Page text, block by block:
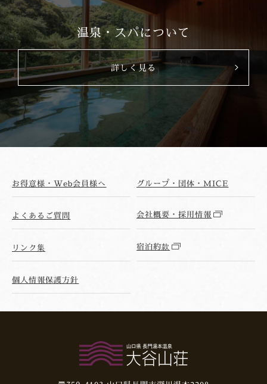
温泉・スパについて
詳しく見る
お得意様・Web会員様へ グループ・団体・MICE
よくあるご質問 会社概要・採用情報
リンク集 宿泊約款
個人情報保護方針